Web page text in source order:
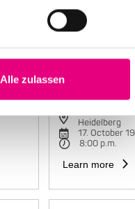
Alle zulassen
Trilok Gurtu
Heidelberg
17. October
8:00 p.m.
Learn more